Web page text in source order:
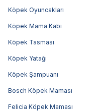
Köpek Oyuncakları
Köpek Mama Kabı
Köpek Tasması
Köpek Yatağı
Köpek Şampuanı
Bosch Köpek Maması
Felicia Köpek Maması